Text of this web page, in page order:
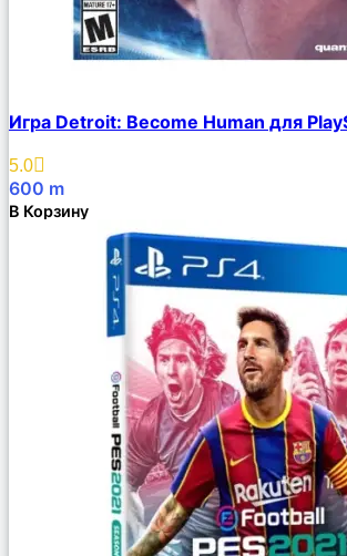
Описание
Избранное
Игра Detroit: Become Human для
5.0
600 m
В Корзину